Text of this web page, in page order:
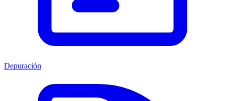
Depuración